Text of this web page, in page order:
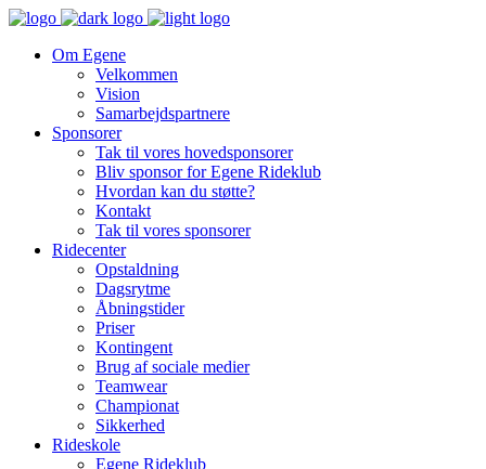
Om Egene
Velkommen
Vision
Samarbejdspartnere
Sponsorer
Tak til vores hovedsponsorer
Bliv sponsor for Egene Rideklub
Hvordan kan du støtte?
Kontakt
Tak til vores sponsorer
Ridecenter
Opstaldning
Dagsrytme
Åbningstider
Priser
Kontingent
Brug af sociale medier
Teamwear
Championat
Sikkerhed
Rideskole
Egene Rideklub